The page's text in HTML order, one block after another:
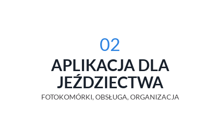
02
APLIKACJA DLA
JEŹDZIECTWA
FOTOKOMÓRKI, OBSŁUGA, ORGANIZACJA